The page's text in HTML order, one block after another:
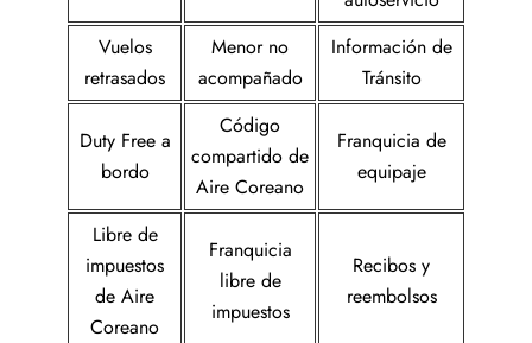
Vuelos
retrasados
Menor no
acompañado
Información de
Tránsito
Duty Free a
bordo
Código
compartido de
Aire Coreano
Franquicia de
equipaje
Libre de
impuestos
de Aire
Coreano
Franquicia
libre de
impuestos
Recibos y
reembolsos